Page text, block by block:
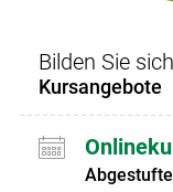
Bilden Sie
Kursangebote